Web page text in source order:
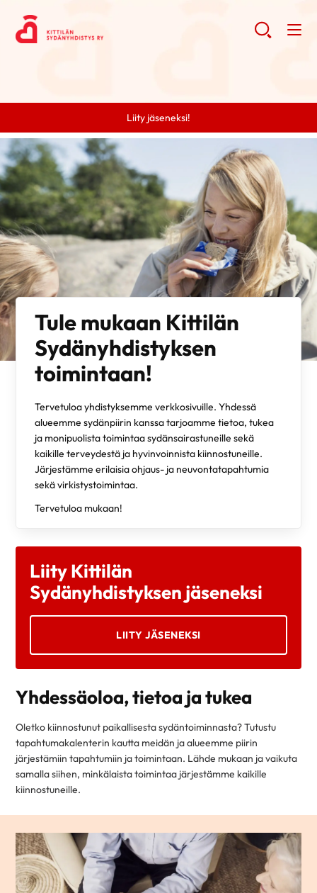
Liity jäseneksi!
Tule mukaan Kittilän
Sydänyhdistyksen
toimintaan!
Tervetuloa yhdistyksemme verkkosivuille. Yhdessä
alueemme sydänpiirin kanssa tarjoamme tietoa, tukea
ja monipuolista toimintaa sydänsairastuneille sekä
kaikille terveydestä ja hyvinvoinnista kiinnostuneille.
Järjestämme erilaisia ohjaus- ja neuvontatapahtumia
sekä virkistystoimintaa.
Tervetuloa mukaan!
Liity Kittilän
Sydänyhdistyksen jäseneksi
LIITY JÄSENEKSI
Yhdessäoloa, tietoa ja tukea
Oletko kiinnostunut paikallisesta sydäntoiminnasta? Tutustu
tapahtumakalenterin kautta meidän ja alueemme piirin
järjestämiin tapahtumiin ja toimintaan. Lähde mukaan ja vaikuta
samalla siihen, minkälaista toimintaa järjestämme kaikille
kiinnostuneille.